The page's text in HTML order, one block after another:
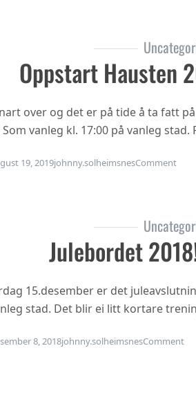
Oppstart Hausten
over og det er på tide å ta fatt
vanleg kl. 17:00 på vanleg stad.
19, 2019johnny.solheimsnesCommenton
Julebordet
15.desember er det
stad. Det blir ei litt kortare
8, 2018johnny.solheimsnesCommenton